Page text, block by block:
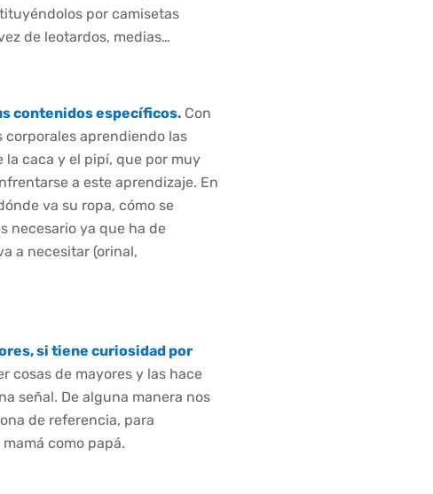
por camisetas
de leotardos, medias…
contenidos específicos. Con
aprendiendo las
caca y el pipí, que por muy
a este aprendizaje. En
va su ropa, cómo se
necesario ya que ha de
a necesitar (orinal,
si tiene curiosidad por
cosas de mayores y las hace
señal. De alguna manera nos
de referencia, para
como papá.